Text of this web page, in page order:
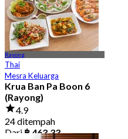
Rayong
Thai
Mesra Keluarga
Krua Ban Pa Boon 6
(Rayong)
4.9
24 ditempah
Dari ฿ 463.33